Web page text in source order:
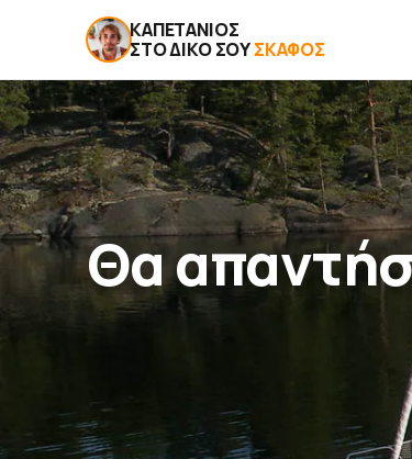
ΚΑΠΕΤΆΝΙΟΣ
ΣΤΟ ΔΙΚΌ ΣΟΥΣΚΆΦΟΣ
Θα